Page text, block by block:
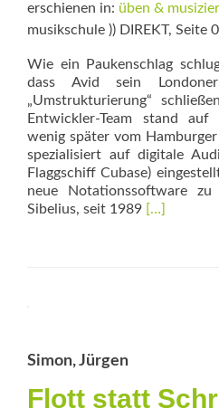
erschienen in: üben &
musikschule )) DIREKT, Seite
Wie ein Paukenschlag
dass Avid sein
„Umstrukturierung“
Entwickler-Team stand
wenig später vom
spezialisiert auf digitale
Flaggschiff Cubase)
neue Notationssoftware
Sibelius, seit 1989 Read
[…]
Simon, Jürgen
Flott statt